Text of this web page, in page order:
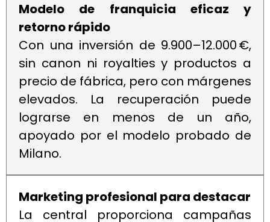
Modelo de franquicia eficaz y
retorno rápido
Con una inversión de 9.900–12.000 €,
sin canon ni royalties y productos a
precio de fábrica, pero con márgenes
elevados. La recuperación puede
lograrse en menos de un año,
apoyado por el modelo probado de
Milano.
Marketing profesional para destacar
La central proporciona campañas